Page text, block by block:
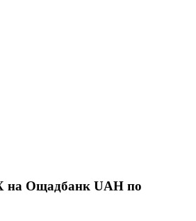
на Ощадбанк UAH по